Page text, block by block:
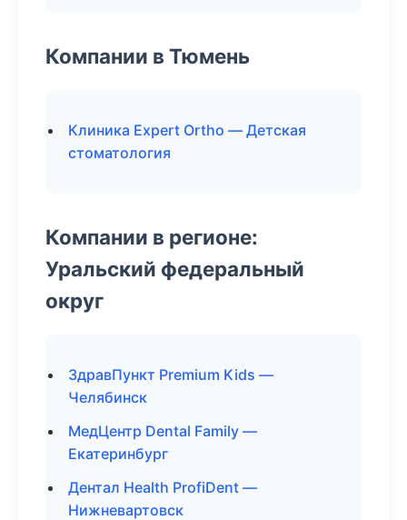
Компании в Тюмень
Клиника Expert Ortho — Детская
стоматология
Компании в регионе:
Уральский федеральный
округ
ЗдравПункт Premium Kids —
Челябинск
МедЦентр Dental Family —
Екатеринбург
Дентал Health ProfiDent —
Нижневартовск